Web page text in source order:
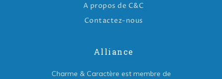
A propos de C&C
Contactez-nous
Alliance
Charme & Caractère est membre de